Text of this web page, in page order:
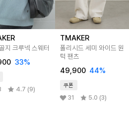
지 크루넥 스웨터
33%
4.7 (9)
TMAKER
폴리시드 세미 와이드 원
턱 팬츠
49,900 44%
쿠폰
31 5.0 (3)